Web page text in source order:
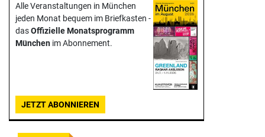
Alle Veranstaltungen in München
jeden Monat bequem im Briefkasten -
dasOffizielle Monats­programm
München im Abonnement.
JETZT ABONNIEREN